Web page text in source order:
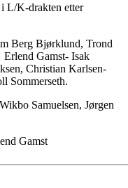
L/K-drakten etter
Berg Bjørklund, Trond
Erlend Gamst- Isak
Christian Karlsen-
Sommerseth.
Samuelsen, Jørgen
Gamst